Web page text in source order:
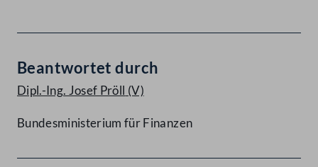
Beantwortet durch
Dipl.-Ing. Josef Pröll (V)
Bundesministerium für Finanzen